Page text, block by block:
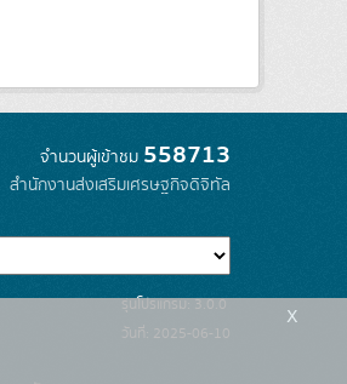
จำนวนผู้เข้าชม 558713
สำนักงานส่งเสริมเศรษฐกิจดิจิทัล
รุ่นโปรแกรม: 3.0.0
วันที่: 2025-06-10
x